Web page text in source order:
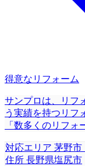
得意なリフォーム
サンプロは、リフ
う実績を持つリフ
「数多くのリフォ
対応エリア 茅野市
住所 長野県塩尻市